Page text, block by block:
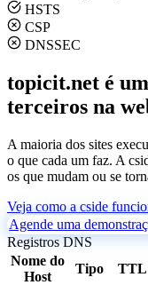
HSTS
CSP
DNSSEC
topicit.net é
terceiros na
A maioria dos sites
o que cada um faz. A
os que mudam ou se
Veja como a cside
Agende uma
Registros DNS
Nome do
Host
Tipo TTL